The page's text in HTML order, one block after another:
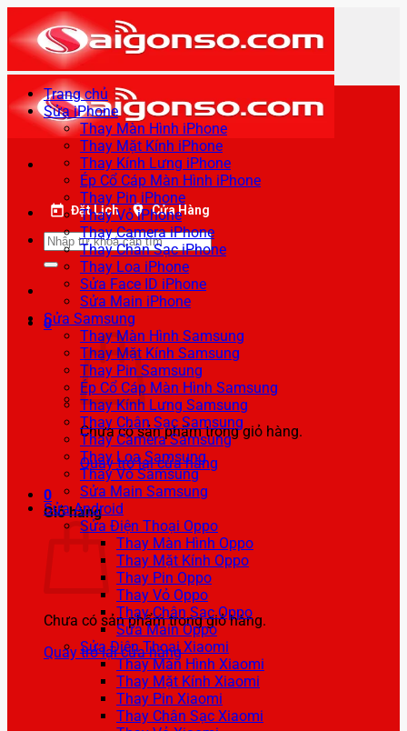
qua
nội
dung
Đặt Lịch Cửa Hàng
Tìm
kiếm:
0
Chưa có sản phẩm trong giỏ hàng.
Quay trở lại cửa hàng
0
Giỏ hàng
Chưa có sản phẩm trong giỏ hàng.
Quay trở lại cửa hàng
Trang chủ
Sửa iPhone
Thay Màn Hình iPhone
Thay Mặt Kính iPhone
Thay Kính Lưng iPhone
Ép Cổ Cáp Màn Hình iPhone
Thay Pin iPhone
Thay Vỏ iPhone
Thay Camera iPhone
Thay Chân Sạc iPhone
Thay Loa iPhone
Sửa Face ID iPhone
Sửa Main iPhone
Sửa Samsung
Thay Màn Hình Samsung
Thay Mặt Kính Samsung
Thay Pin Samsung
Ép Cổ Cáp Màn Hình Samsung
Thay Kính Lưng Samsung
Thay Chân Sạc Samsung
Thay Camera Samsung
Thay Loa Samsung
Thay Vỏ Samsung
Sửa Main Samsung
Sửa Android
Sửa Điện Thoại Oppo
Thay Màn Hình Oppo
Thay Mặt Kính Oppo
Thay Pin Oppo
Thay Vỏ Oppo
Thay Chân Sạc Oppo
Sửa Main Oppo
Sửa Điện Thoại Xiaomi
Thay Màn Hình Xiaomi
Thay Mặt Kính Xiaomi
Thay Pin Xiaomi
Thay Chân Sạc Xiaomi